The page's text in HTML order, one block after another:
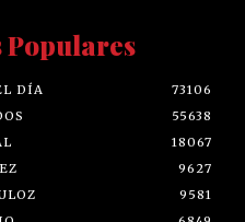
Populares
DÍA
73106
55638
18067
9627
9581